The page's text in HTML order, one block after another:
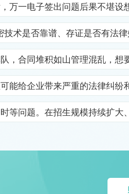
一电子签出问题后果不堪
术是否靠谱、存证是否有法
合同堆积如山管理混乱，
给企业带来严重的法律纠
问题。在招生规模持续扩